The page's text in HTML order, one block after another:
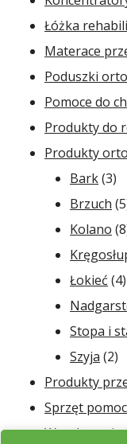
Łóżka
Materace
Poduszki
Pomoce do
Produkty do
Produkty
Bark 33
Brzuch 5
Kolano 8
Łokieć 44
Stopa i
Szyja 22
Produkty
Sprzęt
Wyroby z